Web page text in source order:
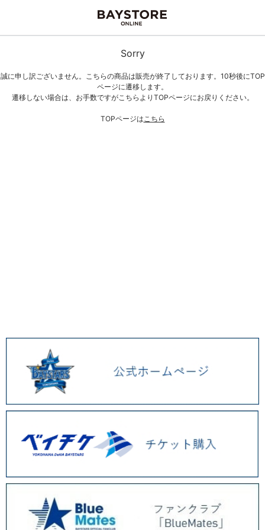
Sorry
誠に申し訳ございません。こちらの商品は販売が終了しております。10秒後にTOP
ページに遷移します。
遷移しない場合は、お手数ですがこちらよりTOPページにお戻りください。
TOPページはこちら